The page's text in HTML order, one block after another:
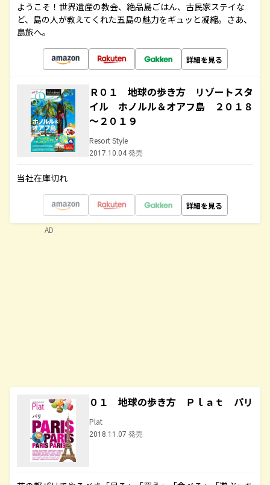
ようこそ！世界遺産の教会、絶品島ごはん、古民家ステイな
ど、島の人が教えてくれた五島の魅力をギュッと凝縮。さあ、
島旅へ。
詳細を見る
Ｒ０１ 地球の歩き方 リゾートスタ
イル ホノルル＆オアフ島 ２０１８
～２０１９
Resort Style
2017.10.04 発売
当社在庫切れ
詳細を見る
０１ 地球の歩き方 Ｐｌａｔ パリ
Plat
2018.11.07 発売
AD